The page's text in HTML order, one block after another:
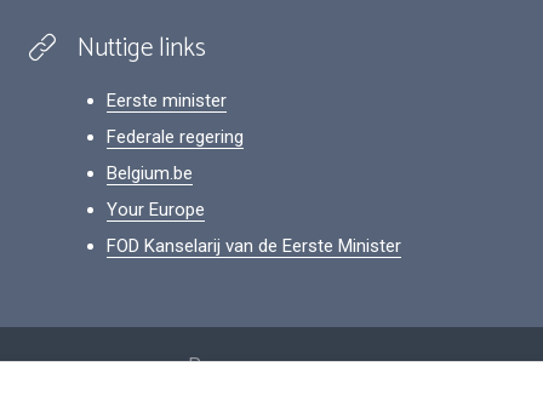
Nuttige links
Eerste minister
Federale regering
Belgium.be
Your Europe
FOD Kanselarij van de Eerste Minister
Persoonsgegevens